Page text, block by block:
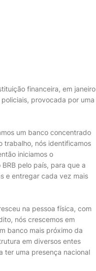
financeira, em janeiro
provocada por uma
um banco concentrado
trabalho, nós identificamos
iniciamos o
pelo país, para que a
e entregar cada vez mais
na pessoa física, com
nós crescemos em
banco mais próximo da
em diversos entes
ter uma presença nacional